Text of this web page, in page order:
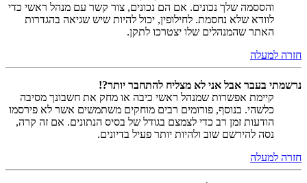
והססמה שלך נכונים. אם הם נכונים, צור קשר עם מנהל ראשי כדי
לוודא שלא נחסמת. לחילופין, יכול להיות שיש שגיאה בהגדרות
האתר שהמנהלים שלו יצטרכו לתקן.
חזרה למעלה
נרשמתי בעבר אבל אני לא מצליח להתחבר יותר?!
קיימת אפשרות שמנהל ראשי כיבה או מחק את חשבונך מסיבה
כלשהי. בנוסף, פורומים רבים מוחקים משתמשים אשר לא פירסמו
הודעות זמן רב כדי לצמצם בגודל של בסיס הנתונים. אם זה קרה,
נסה להירשם שוב ולהיות יותר פעיל בדיונים.
חזרה למעלה